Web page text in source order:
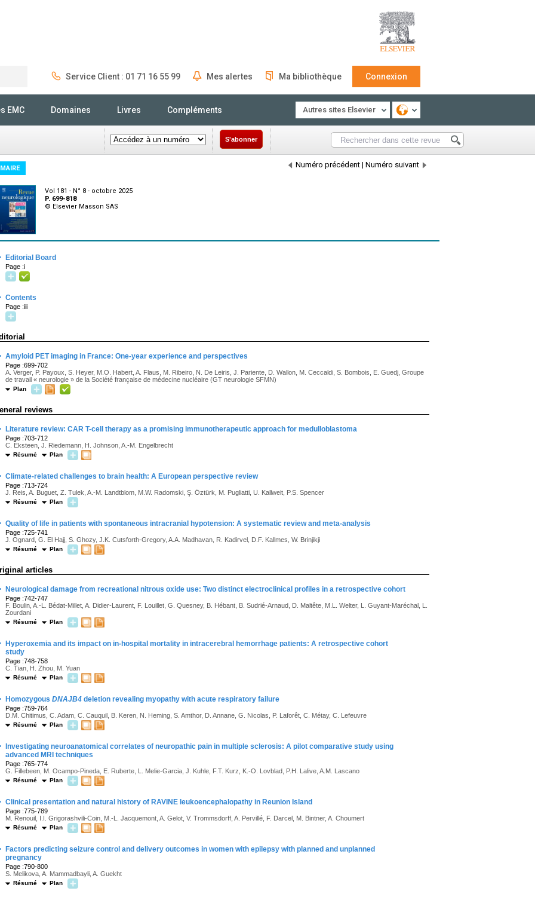
Service Client : 01 71 16 55 99 Mes alertes Ma bibliothèque Connexion
EMC Domaines Livres Compléments Autres sites Elsevier
S'abonner
Numéro précédent | Numéro suivant
Vol 181 - N° 8 - octobre 2025
P. 699-818
© Elsevier Masson SAS
Editorial Board
Page :i
Contents
Page :iii
Amyloid PET imaging in France: One-year experience and perspectives
Page :699-702
A. Verger, P. Payoux, S. Heyer, M.O. Habert, A. Flaus, M. Ribeiro, N. De Leiris, J. Pariente, D. Wallon, M. Ceccaldi, S. Bombois, E. Guedj, Groupe
de travail « neurologie » de la Société française de médecine nucléaire (GT neurologie SFMN)
Plan
reviews
Literature review: CAR T-cell therapy as a promising immunotherapeutic approach for medulloblastoma
Page :703-712
C. Eksteen, J. Riedemann, H. Johnson, A.-M. Engelbrecht
Résumé Plan
Climate-related challenges to brain health: A European perspective review
Page :713-724
J. Reis, A. Buguet, Z. Tulek, A.-M. Landtblom, M.W. Radomski, Ş. Öztürk, M. Pugliatti, U. Kallweit, P.S. Spencer
Résumé Plan
Quality of life in patients with spontaneous intracranial hypotension: A systematic review and meta-analysis
Page :725-741
J. Ognard, G. El Hajj, S. Ghozy, J.K. Cutsforth-Gregory, A.A. Madhavan, R. Kadirvel, D.F. Kallmes, W. Brinjikji
Résumé Plan
articles
Neurological damage from recreational nitrous oxide use: Two distinct electroclinical profiles in a retrospective cohort
Page :742-747
F. Boulin, A.-L. Bédat-Millet, A. Didier-Laurent, F. Louillet, G. Quesney, B. Hébant, B. Sudrié-Arnaud, D. Maltête, M.L. Welter, L. Guyant-Maréchal, L.
Zourdani
Résumé Plan
Hyperoxemia and its impact on in-hospital mortality in intracerebral hemorrhage patients: A retrospective cohort
study
Page :748-758
C. Tian, H. Zhou, M. Yuan
Résumé Plan
Homozygous DNAJB4 deletion revealing myopathy with acute respiratory failure
Page :759-764
D.M. Chitimus, C. Adam, C. Cauquil, B. Keren, N. Heming, S. Amthor, D. Annane, G. Nicolas, P. Laforêt, C. Métay, C. Lefeuvre
Résumé Plan
Investigating neuroanatomical correlates of neuropathic pain in multiple sclerosis: A pilot comparative study using
advanced MRI techniques
Page :765-774
G. Fillebeen, M. Ocampo-Pineda, E. Ruberte, L. Melie-Garcia, J. Kuhle, F.T. Kurz, K.-O. Lovblad, P.H. Lalive, A.M. Lascano
Résumé Plan
Clinical presentation and natural history of RAVINE leukoencephalopathy in Reunion Island
Page :775-789
M. Renouil, I.I. Grigorashvili-Coin, M.-L. Jacquemont, A. Gelot, V. Trommsdorff, A. Pervillé, F. Darcel, M. Bintner, A. Choumert
Résumé Plan
Factors predicting seizure control and delivery outcomes in women with epilepsy with planned and unplanned
pregnancy
Page :790-800
S. Melikova, A. Mammadbayli, A. Guekht
Résumé Plan